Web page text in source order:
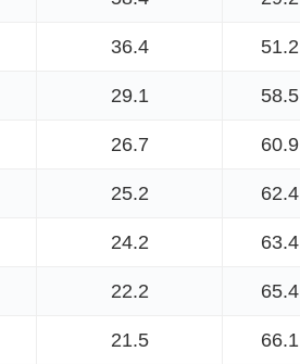
36.4 51.2
29.1 58.5
26.7 60.9
25.2 62.4
24.2 63.4
22.2 65.4
21.5 66.1